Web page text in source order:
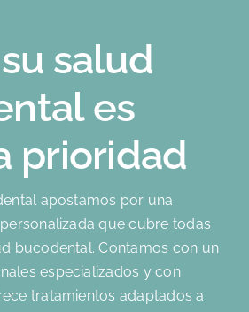
salud
es
prioridad
apostamos por una
que cubre todas
bucodental. Contamos con un
especializados y con
tratamientos adaptados a